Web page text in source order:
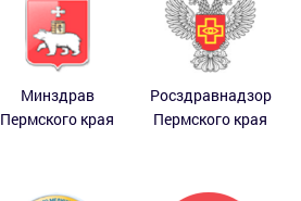
Минздрав
Пермского края
Росздравнадзор
Пермского края